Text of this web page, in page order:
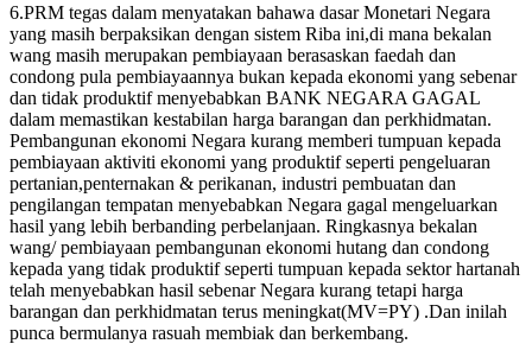
6.PRM tegas dalam menyatakan bahawa dasar Monetari Negara
yang masih berpaksikan dengan sistem Riba ini,di mana bekalan
wang masih merupakan pembiayaan berasaskan faedah dan
condong pula pembiayaannya bukan kepada ekonomi yang sebenar
dan tidak produktif menyebabkan BANK NEGARA GAGAL
dalam memastikan kestabilan harga barangan dan perkhidmatan.
Pembangunan ekonomi Negara kurang memberi tumpuan kepada
pembiayaan aktiviti ekonomi yang produktif seperti pengeluaran
pertanian,penternakan & perikanan, industri pembuatan dan
pengilangan tempatan menyebabkan Negara gagal mengeluarkan
hasil yang lebih berbanding perbelanjaan. Ringkasnya bekalan
wang/ pembiayaan pembangunan ekonomi hutang dan condong
kepada yang tidak produktif seperti tumpuan kepada sektor hartanah
telah menyebabkan hasil sebenar Negara kurang tetapi harga
barangan dan perkhidmatan terus meningkat(MV=PY) .Dan inilah
punca bermulanya rasuah membiak dan berkembang.